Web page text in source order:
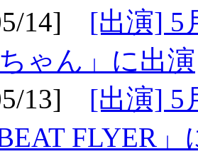
14] [出演] 5
ちゃん」に出演
13] [出演] 5
FLYER